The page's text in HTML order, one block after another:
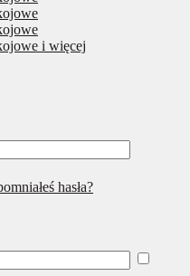
i więcej
hasła?